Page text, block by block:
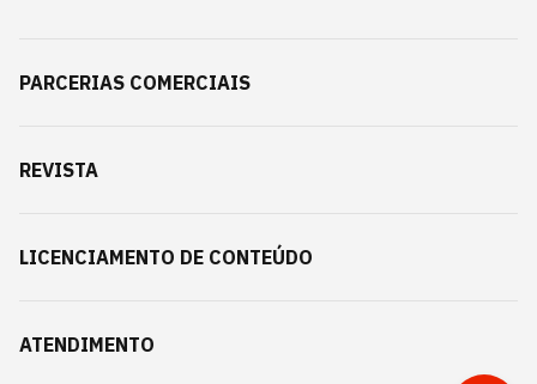
PARCERIAS COMERCIAIS
REVISTA
LICENCIAMENTO DE CONTEÚDO
ATENDIMENTO